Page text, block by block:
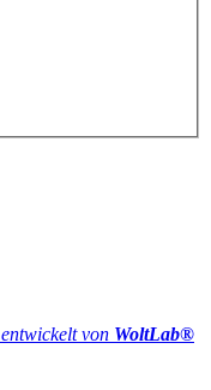
, entwickelt von WoltLab®